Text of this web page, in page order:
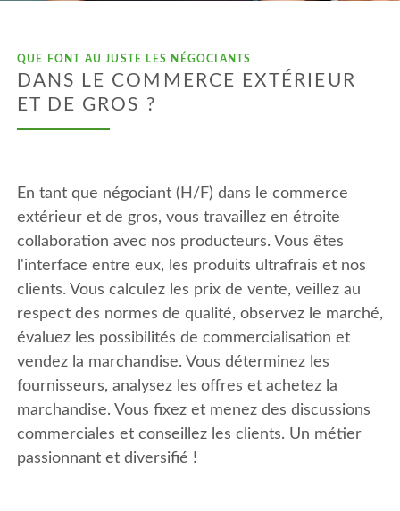
QUE FONT AU JUSTE LES NÉGOCIANTS
DANS LE COMMERCE EXTÉRIEUR
ET DE GROS ?
En tant que négociant (H/F) dans le commerce
extérieur et de gros, vous travaillez en étroite
collaboration avec nos producteurs. Vous êtes
l'interface entre eux, les produits ultrafrais et nos
clients. Vous calculez les prix de vente, veillez au
respect des normes de qualité, observez le marché,
évaluez les possibilités de commercialisation et
vendez la marchandise. Vous déterminez les
fournisseurs, analysez les offres et achetez la
marchandise. Vous fixez et menez des discussions
commerciales et conseillez les clients. Un métier
passionnant et diversifié !